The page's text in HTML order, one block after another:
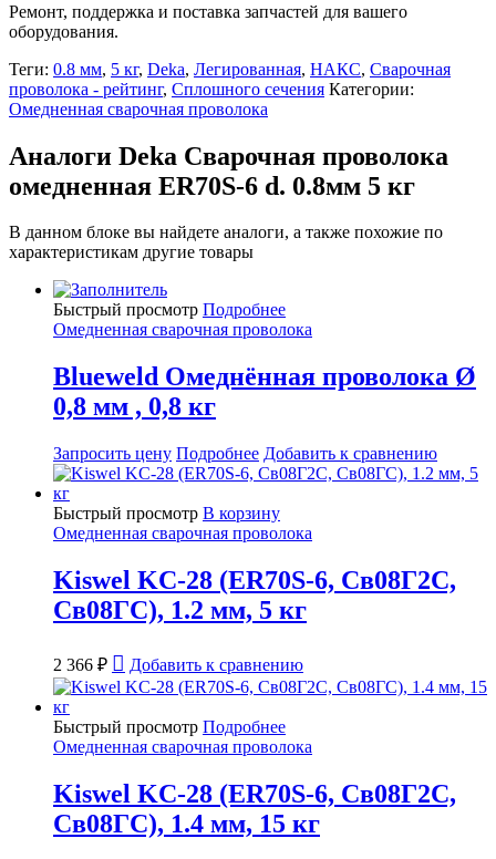
Ремонт, поддержка и поставка запчастей для вашего
оборудования.
Теги: 0.8 мм, 5 кг, Deka, Легированная, НАКС, Сварочная
проволока - рейтинг, Сплошного сечения Категории:
Омедненная сварочная проволока
Аналоги Deka Сварочная проволока
омедненная ER70S-6 d. 0.8мм 5 кг
В данном блоке вы найдете аналоги, а также похожие по
характеристикам другие товары
Быстрый просмотр Подробнее
Омедненная сварочная проволока
Blueweld Омеднённая проволока Ø
0,8 мм , 0,8 кг
Запросить цену Подробнее Добавить к сравнению
Быстрый просмотр В корзину
Омедненная сварочная проволока
Kiswel KC-28 (ER70S-6, Св08Г2С,
Св08ГС), 1.2 мм, 5 кг
2 366 ₽ Добавить к сравнению
Быстрый просмотр Подробнее
Омедненная сварочная проволока
Kiswel KC-28 (ER70S-6, Св08Г2С,
Св08ГС), 1.4 мм, 15 кг